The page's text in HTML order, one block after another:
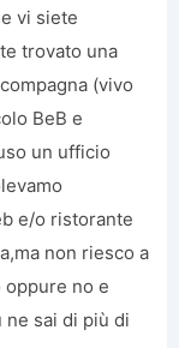
vi siete
trovato una
(vivo
BeB e
un ufficio
e/o ristorante
non riesco a
oppure no e
ne sai di più di